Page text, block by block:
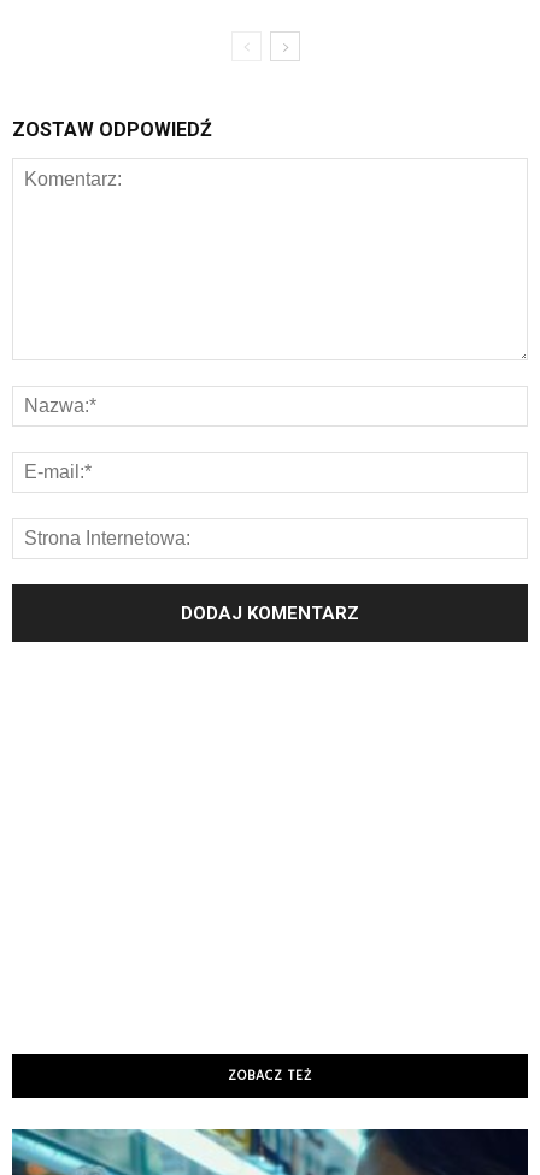
ZOSTAW ODPOWIEDŹ
ZOBACZ TEŻ